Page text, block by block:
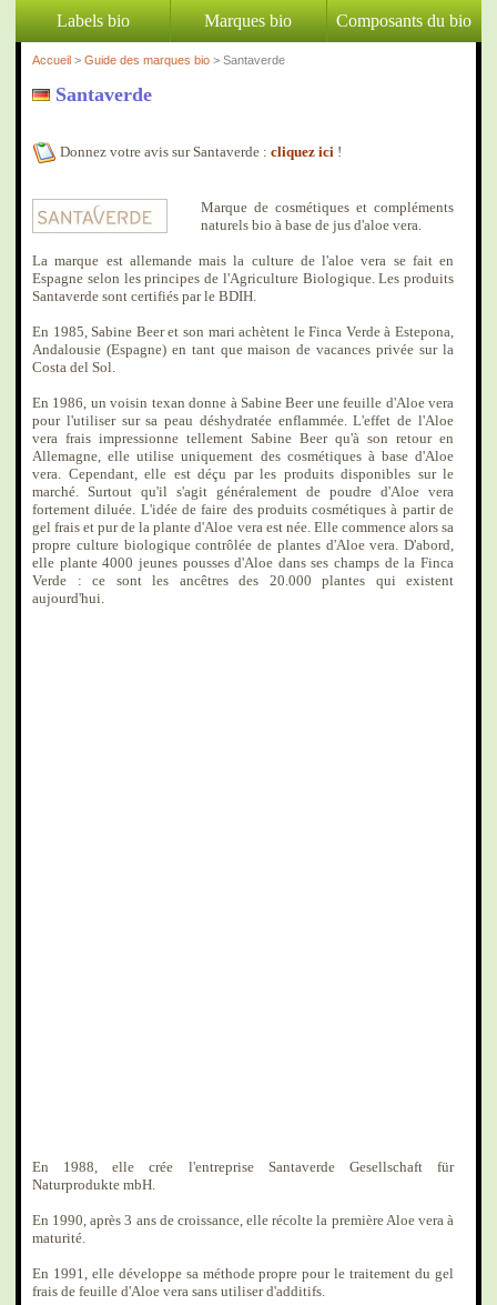
Labels bio Marques bio Composants du bio
Accueil > Guide des marques bio > Santaverde
Santaverde
Donnez votre avis sur Santaverde : cliquez ici !
Marque de cosmétiques et compléments
naturels bio à base de jus d'aloe vera.
La marque est allemande mais la culture de l'aloe vera se fait en
Espagne selon les principes de l'Agriculture Biologique. Les produits
Santaverde sont certifiés par le BDIH.
En 1985, Sabine Beer et son mari achètent le Finca Verde à Estepona,
Andalousie (Espagne) en tant que maison de vacances privée sur la
Costa del Sol.
En 1986, un voisin texan donne à Sabine Beer une feuille d'Aloe vera
pour l'utiliser sur sa peau déshydratée enflammée. L'effet de l'Aloe
vera frais impressionne tellement Sabine Beer qu'à son retour en
Allemagne, elle utilise uniquement des cosmétiques à base d'Aloe
vera. Cependant, elle est déçu par les produits disponibles sur le
marché. Surtout qu'il s'agit généralement de poudre d'Aloe vera
fortement diluée. L'idée de faire des produits cosmétiques à partir de
gel frais et pur de la plante d'Aloe vera est née. Elle commence alors sa
propre culture biologique contrôlée de plantes d'Aloe vera. D'abord,
elle plante 4000 jeunes pousses d'Aloe dans ses champs de la Finca
Verde : ce sont les ancêtres des 20.000 plantes qui existent
aujourd'hui.
En 1988, elle crée l'entreprise Santaverde Gesellschaft für
Naturprodukte mbH.
En 1990, après 3 ans de croissance, elle récolte la première Aloe vera à
maturité.
En 1991, elle développe sa méthode propre pour le traitement du gel
frais de feuille d'Aloe vera sans utiliser d'additifs.